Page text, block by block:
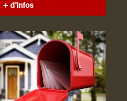
+ d'infos